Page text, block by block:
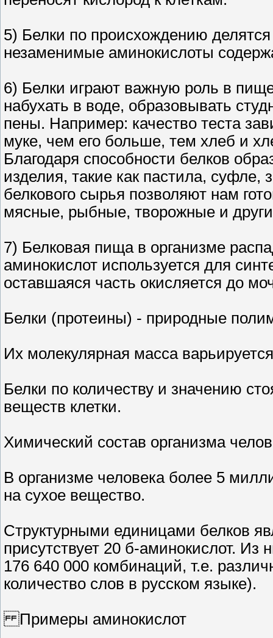
5) Белки по происхождению
незаменимые аминокислоты
6) Белки играют важную роль в
набухать в воде, образовывать
пены. Например: качество теста
муке, чем его больше, тем хлеб и
Благодаря способности белков
изделия, такие как пастила,
белкового сырья позволяют нам
мясные, рыбные, творожные и
7) Белковая пища в организме
аминокислот используется для
оставшаяся часть окисляется до
Белки (протеины) - природные
Их молекулярная масса
Белки по количеству и значению
веществ клетки.
Химический состав организма
В организме человека более 5
на сухое вещество.
Структурными единицами белков
присутствует 20 б-аминокислот.
176 640 000 комбинаций, т.е.
количество слов в русском языке).
Примеры аминокислот